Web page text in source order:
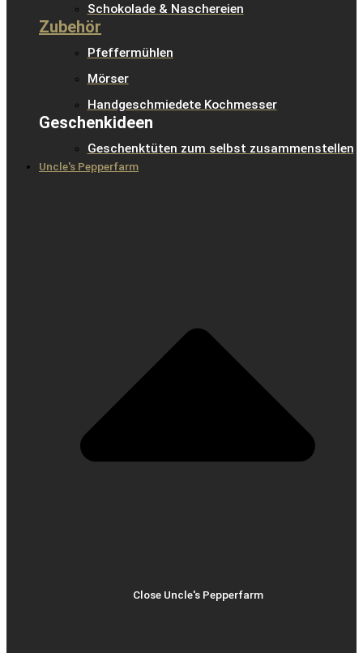
Schokolade & Naschereien
Zubehör
Pfeffermühlen
Mörser
Handgeschmiedete Kochmesser
Geschenkideen
Geschenktüten zum selbst zusammenstellen
Uncle's Pepperfarm
Close Uncle's Pepperfarm